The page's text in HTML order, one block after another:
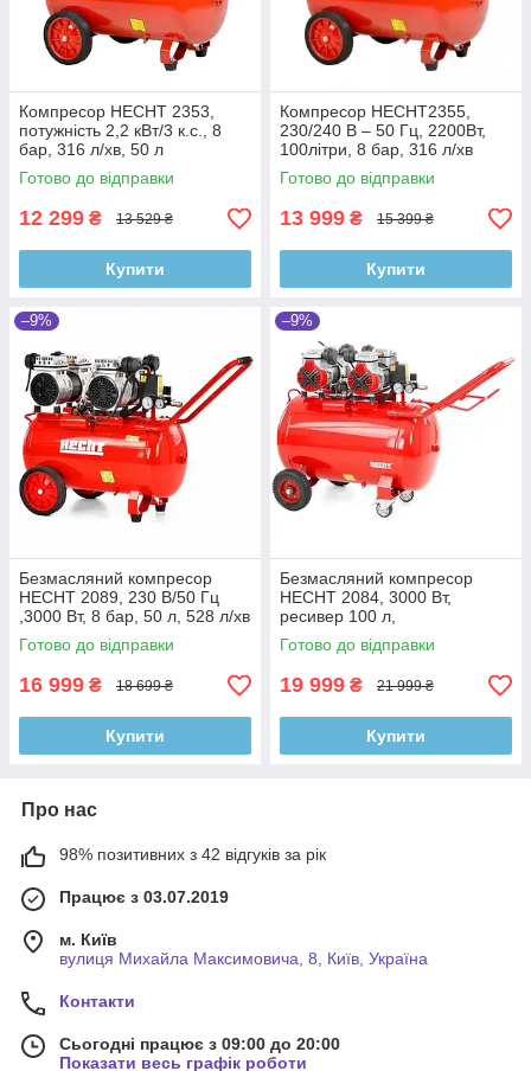
Компресор HECHT 2353,
потужність 2,2 кВт/3 к.с., 8
бар, 316 л/хв, 50 л
Готово до відправки
12 299 ₴ 13 529 ₴
Купити
Компресор HECHT2355,
230/240 В – 50 Гц, 2200Вт,
100літри, 8 бар, 316 л/хв
Готово до відправки
13 999 ₴ 15 399 ₴
Купити
–9%
Безмасляний компресор
HECHT 2089, 230 В/50 Гц
,3000 Вт, 8 бар, 50 л, 528 л/хв
Готово до відправки
16 999 ₴ 18 699 ₴
Купити
–9%
Безмасляний компресор
HECHT 2084, 3000 Вт,
ресивер 100 л,
продуктивність 528 л/хв, тиск
8 бар
Готово до відправки
19 999 ₴ 21 999 ₴
Купити
Про нас
98% позитивних з 42 відгуків за рік
Працює з 03.07.2019
м. Київ
вулиця Михайла Максимовича, 8, Київ, Україна
Контакти
Сьогодні працює з 09:00 до 20:00
Показати весь графік роботи